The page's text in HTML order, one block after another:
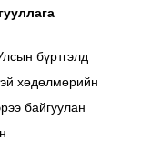
бүртгэлд
хөдөлмөрийн
байгуулан